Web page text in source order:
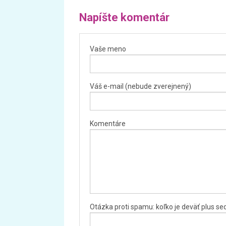
Napíšte komentár
Vaše meno
Váš e-mail (nebude zverejnený)
Komentáre
Otázka proti spamu: koľko je deväť plus